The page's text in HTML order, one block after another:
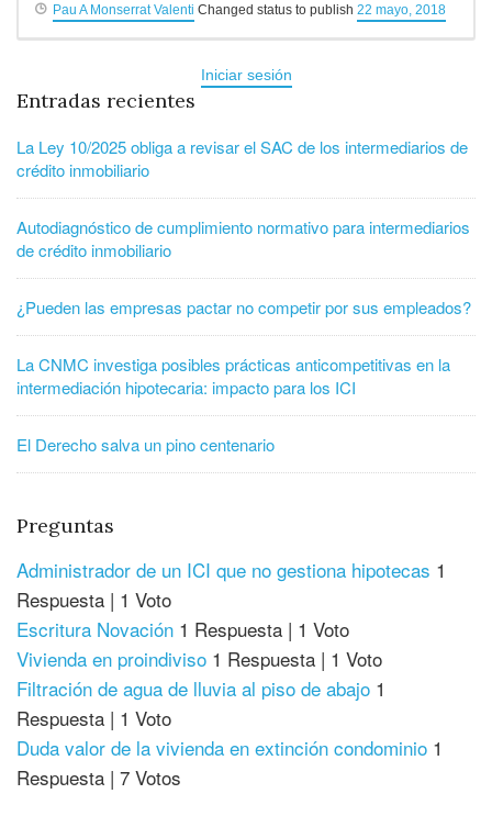
Pau A Monserrat Valenti Changed status to publish 22 mayo, 2018
Iniciar sesión
Entradas recientes
La Ley 10/2025 obliga a revisar el SAC de los intermediarios de
crédito inmobiliario
Autodiagnóstico de cumplimiento normativo para intermediarios
de crédito inmobiliario
¿Pueden las empresas pactar no competir por sus empleados?
La CNMC investiga posibles prácticas anticompetitivas en la
intermediación hipotecaria: impacto para los ICI
El Derecho salva un pino centenario
Preguntas
Administrador de un ICI que no gestiona hipotecas 1
Respuesta | 1 Voto
Escritura Novación 1 Respuesta | 1 Voto
Vivienda en proindiviso 1 Respuesta | 1 Voto
Filtración de agua de lluvia al piso de abajo 1
Respuesta | 1 Voto
Duda valor de la vivienda en extinción condominio 1
Respuesta | 7 Votos